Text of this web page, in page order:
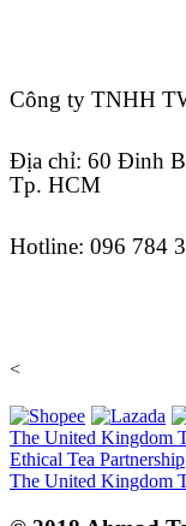
Công ty TNHH
Địa chỉ: 60 Đinh
Tp. HCM
Hotline: 096 784
<
The United Kingdom
Ethical Tea Partnership
The United Kingdom